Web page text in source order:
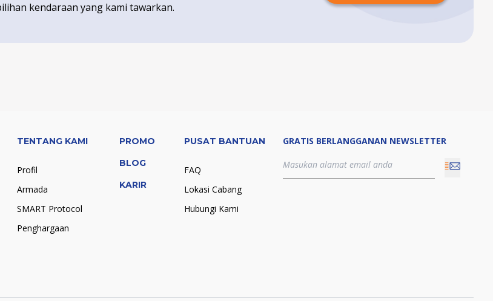
kendaraan yang kami tawarkan.
TENTANG KAMI
Profil
Armada
SMART Protocol
Penghargaan
PROMO
BLOG
KARIR
PUSAT BANTUAN
FAQ
Lokasi Cabang
Hubungi Kami
GRATIS BERLANGGANAN NEWSLETTER